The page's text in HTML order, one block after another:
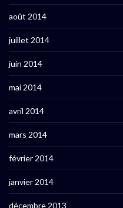
août 2014
juillet 2014
juin 2014
mai 2014
avril 2014
mars 2014
février 2014
janvier 2014
décembre 2013